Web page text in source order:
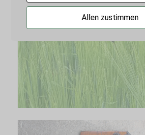
Allen zustimmen